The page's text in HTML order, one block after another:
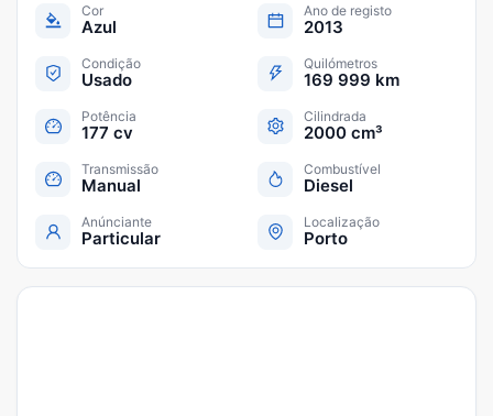
Cor
Azul
Ano de registo
2013
Condição
Usado
Quilómetros
169 999 km
Potência
177 cv
Cilindrada
2000 cm³
Transmissão
Manual
Combustível
Diesel
Anúnciante
Particular
Localização
Porto